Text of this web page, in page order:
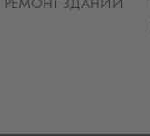
РЕМОНТ ЗДАНИЙ